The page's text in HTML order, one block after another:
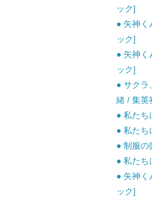
ック]
● 矢神く
ック]
● 矢神く
ック]
● サクラ
緒 / 集英
● 私たち
● 私たち
● 制服の
● 私たち
● 矢神く
ック]